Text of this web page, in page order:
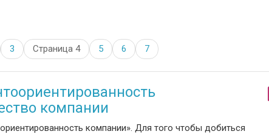
3 Страница 4 5 6 7
компании
компании». Для того чтобы добиться